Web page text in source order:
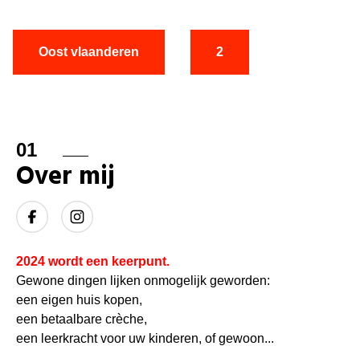
Oost vlaanderen 2
01
Over mij
2024 wordt een keerpunt.
Gewone dingen lijken onmogelijk geworden:
een eigen huis kopen,
een betaalbare crèche,
een leerkracht voor uw kinderen, of gewoon...